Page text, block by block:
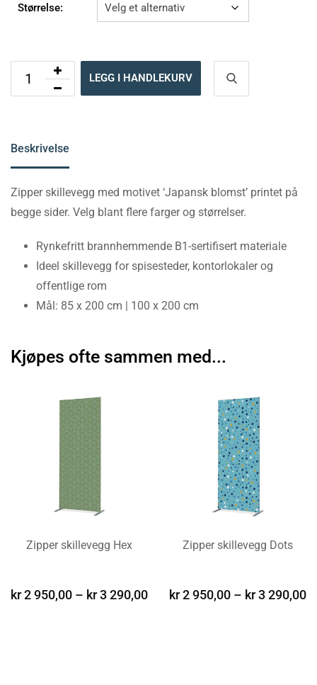
Størrelse:
LEGG I HANDLEKURV
Beskrivelse
Zipper skillevegg med motivet ‘Japansk blomst’ printet på
begge sider. Velg blant flere farger og størrelser.
Rynkefritt brannhemmende B1-sertifisert materiale
Ideel skillevegg for spisesteder, kontorlokaler og
offentlige rom
Mål: 85 x 200 cm | 100 x 200 cm
Kjøpes ofte sammen med...
Zipper skillevegg Hex
kr2 950,00 – kr3 290,00
Zipper skillevegg Dots
kr2 950,00 – kr3 290,00